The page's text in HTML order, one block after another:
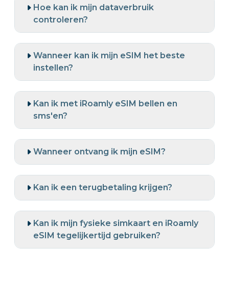
Hoe kan ik mijn dataverbruik
controleren?
Wanneer kan ik mijn eSIM het beste
instellen?
Kan ik met iRoamly eSIM bellen en
sms'en?
Wanneer ontvang ik mijn eSIM?
Kan ik een terugbetaling krijgen?
Kan ik mijn fysieke simkaart en iRoamly
eSIM tegelijkertijd gebruiken?